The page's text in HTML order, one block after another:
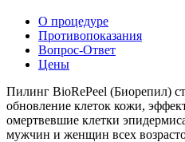
О процедуре
Противопоказания
Вопрос-Ответ
Цены
Пилинг BioRePeel (Биорепил)
обновление клеток кожи,
омертвевшие клетки
мужчин и женщин всех